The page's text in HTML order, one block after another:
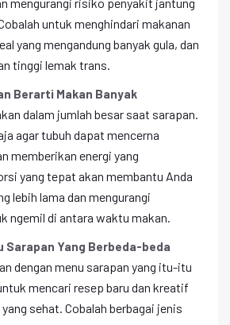
untuk menghindari makanan
yang mengandung banyak gula, dan
tinggi lemak trans.
Berarti Makan Banyak
dalam jumlah besar saat sarapan.
agar tubuh dapat mencerna
memberikan energi yang
yang tepat akan membantu Anda
lebih lama dan mengurangi
ngemil di antara waktu makan.
Sarapan Yang Berbeda-beda
dengan menu sarapan yang itu-itu
mencari resep baru dan kreatif
sehat. Cobalah berbagai jenis